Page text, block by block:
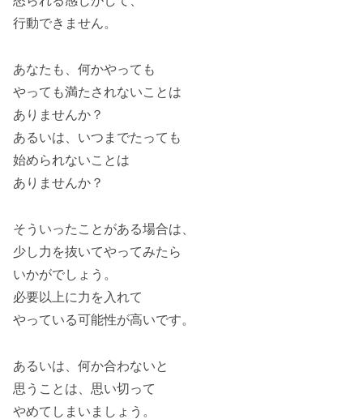
行動できません。
あなたも、何かやっても
やっても満たされないことは
ありませんか？
あるいは、いつまでたっても
始められないことは
ありませんか？
そういったことがある場合は、
少し力を抜いてやってみたら
いかがでしょう。
必要以上に力を入れて
やっている可能性が高いです。
あるいは、何か合わないと
思うことは、思い切って
やめてしまいましょう。